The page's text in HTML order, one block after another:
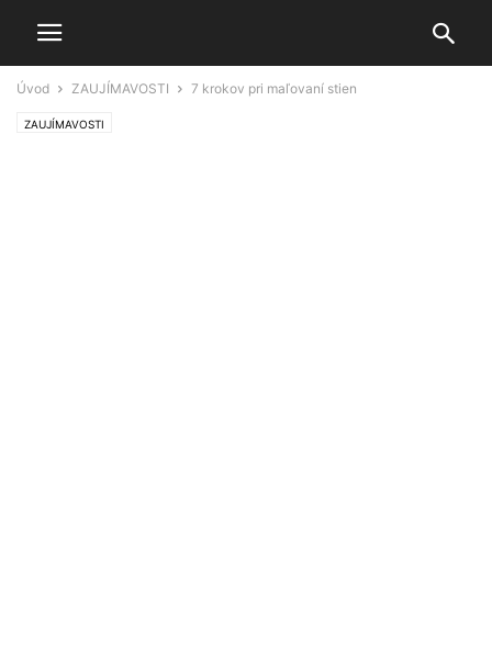
Úvod ZAUJÍMAVOSTI 7 krokov pri maľovaní stien
ZAUJÍMAVOSTI